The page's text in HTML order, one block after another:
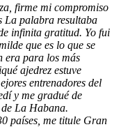
firme mi compromiso
La palabra resultaba
infinita gratitud. Yo fui
que es lo que se
era para los más
ajedrez estuve
entrenadores del
y me gradué de
La Habana.
países, me titule Gran